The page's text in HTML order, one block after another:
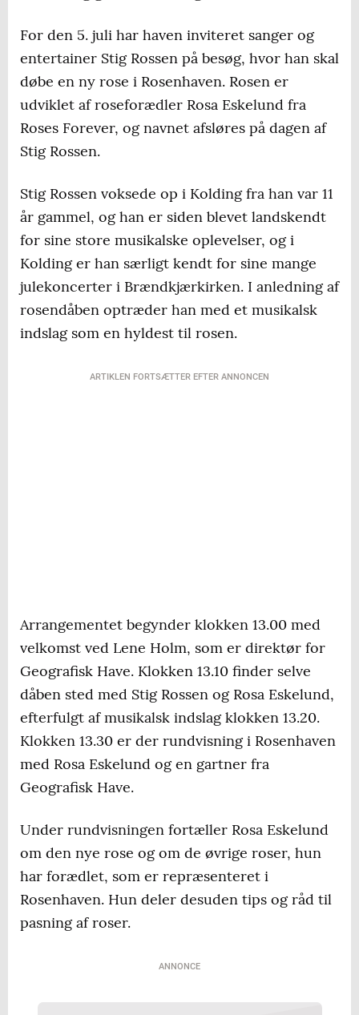
For den 5. juli har haven inviteret sanger og
entertainer Stig Rossen på besøg, hvor han skal
døbe en ny rose i Rosenhaven. Rosen er
udviklet af roseforædler Rosa Eskelund fra
Roses Forever, og navnet afsløres på dagen af
Stig Rossen.
Stig Rossen voksede op i Kolding fra han var 11
år gammel, og han er siden blevet landskendt
for sine store musikalske oplevelser, og i
Kolding er han særligt kendt for sine mange
julekoncerter i Brændkjærkirken. I anledning af
rosendåben optræder han med et musikalsk
indslag som en hyldest til rosen.
ARTIKLEN FORTSÆTTER EFTER ANNONCEN
Arrangementet begynder klokken 13.00 med
velkomst ved Lene Holm, som er direktør for
Geografisk Have. Klokken 13.10 finder selve
dåben sted med Stig Rossen og Rosa Eskelund,
efterfulgt af musikalsk indslag klokken 13.20.
Klokken 13.30 er der rundvisning i Rosenhaven
med Rosa Eskelund og en gartner fra
Geografisk Have.
Under rundvisningen fortæller Rosa Eskelund
om den nye rose og om de øvrige roser, hun
har forædlet, som er repræsenteret i
Rosenhaven. Hun deler desuden tips og råd til
pasning af roser.
ANNONCE